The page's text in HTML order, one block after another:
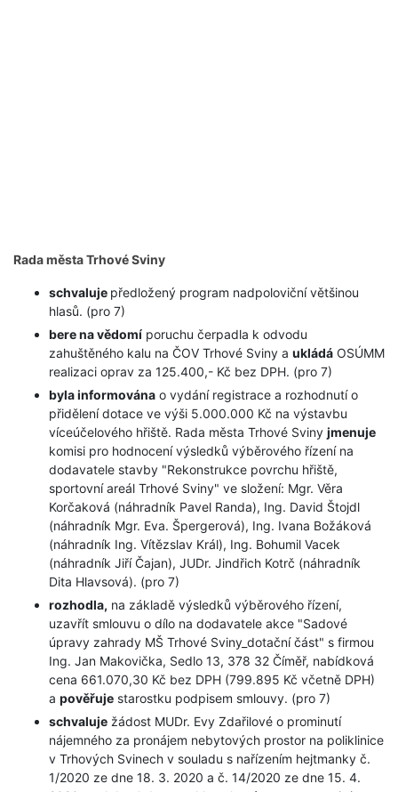
Rada města Trhové Sviny
schvaluje předložený program nadpoloviční většinou
hlasů. (pro 7)
bere na vědomí poruchu čerpadla k odvodu
zahuštěného kalu na ČOV Trhové Sviny a ukládá OSÚMM
realizaci oprav za 125.400,- Kč bez DPH. (pro 7)
byla informována o vydání registrace a rozhodnutí o
přidělení dotace ve výši 5.000.000 Kč na výstavbu
víceúčelového hřiště. Rada města Trhové Sviny jmenuje
komisi pro hodnocení výsledků výběrového řízení na
dodavatele stavby "Rekonstrukce povrchu hřiště,
sportovní areál Trhové Sviny" ve složení: Mgr. Věra
Korčaková (náhradník Pavel Randa), Ing. David Štojdl
(náhradník Mgr. Eva. Špergerová), Ing. Ivana Božáková
(náhradník Ing. Vítězslav Král), Ing. Bohumil Vacek
(náhradník Jiří Čajan), JUDr. Jindřich Kotrč (náhradník
Dita Hlavsová). (pro 7)
rozhodla, na základě výsledků výběrového řízení,
uzavřít smlouvu o dílo na dodavatele akce "Sadové
úpravy zahrady MŠ Trhové Sviny_dotační část" s firmou
Ing. Jan Makovička, Sedlo 13, 378 32 Číměř, nabídková
cena 661.070,30 Kč bez DPH (799.895 Kč včetně DPH)
a pověřuje starostku podpisem smlouvy. (pro 7)
schvaluje žádost MUDr. Evy Zdařilové o prominutí
nájemného za pronájem nebytových prostor na poliklinice
v Trhových Svinech v souladu s nařízením hejtmanky č.
1/2020 ze dne 18. 3. 2020 a č. 14/2020 ze dne 15. 4.